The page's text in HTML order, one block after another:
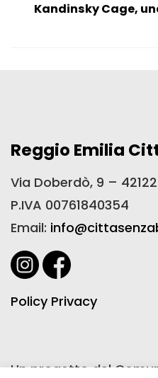
Kandinsky Cage,
Reggio Emilia
Via Doberdò, 9 –
P.IVA 00761840354
Email:
Policy Privacy
Un progetto del